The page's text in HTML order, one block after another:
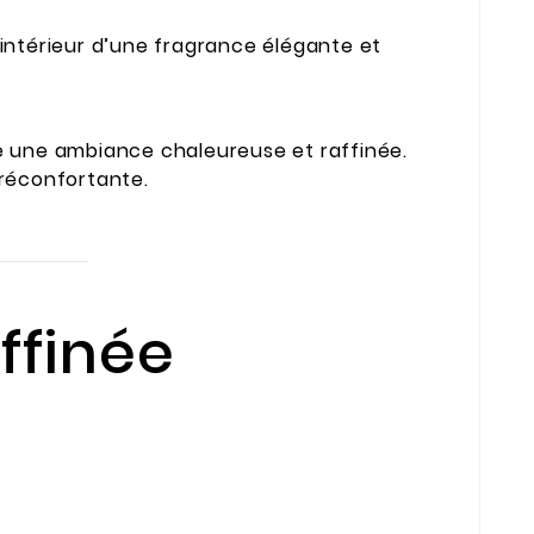
d’une fragrance élégante et
une ambiance chaleureuse et raffinée.